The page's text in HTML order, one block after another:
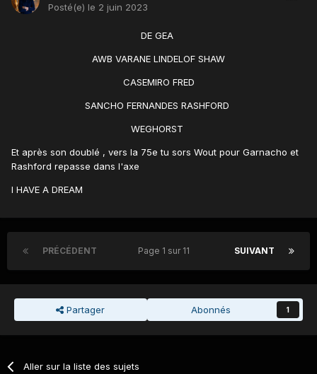
Posté(e) le 2 juin 2023
DE GEA
AWB VARANE LINDELOF SHAW
CASEMIRO FRED
SANCHO FERNANDES RASHFORD
WEGHORST
Et après son doublé , vers la 75e tu sors Wout pour Garnacho et
Rashford repasse dans l'axe
I HAVE A DREAM
PRÉCÉDENT SUIVANT
Page 1 sur 11
Partager Abonnés 1
Aller sur la liste des sujets